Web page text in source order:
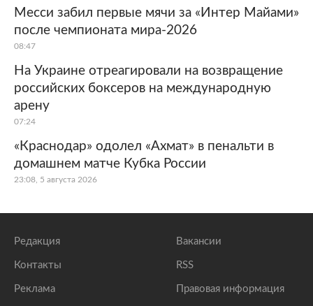
Месси забил первые мячи за «Интер Майами»
после чемпионата мира-2026
08:47
На Украине отреагировали на возвращение
российских боксеров на международную
арену
07:24
«Краснодар» одолел «Ахмат» в пенальти в
домашнем матче Кубка России
23:08, 5 августа 2026
Редакция
Контакты
Реклама
Вакансии
RSS
Правовая информация